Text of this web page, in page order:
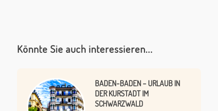
Könnte Sie auch interessieren...
BADEN-BADEN – URLAUB IN
DER KURSTADT IM
SCHWARZWALD